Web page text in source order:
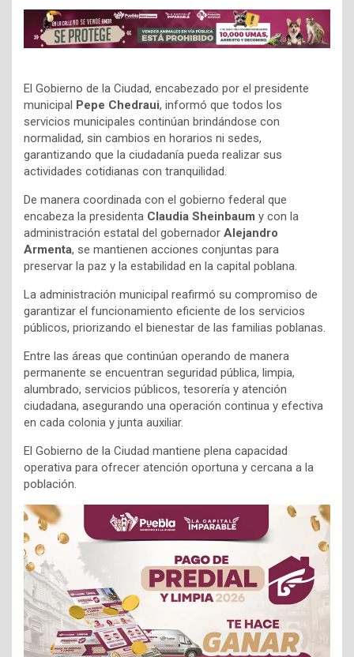
El Gobierno de la Ciudad, encabezado por el presidente
municipal Pepe Chedraui, informó que todos los
servicios municipales continúan brindándose con
normalidad, sin cambios en horarios ni sedes,
garantizando que la ciudadanía pueda realizar sus
actividades cotidianas con tranquilidad.
De manera coordinada con el gobierno federal que
encabeza la presidenta Claudia Sheinbaum y con la
administración estatal del gobernador Alejandro
Armenta, se mantienen acciones conjuntas para
preservar la paz y la estabilidad en la capital poblana.
La administración municipal reafirmó su compromiso de
garantizar el funcionamiento eficiente de los servicios
públicos, priorizando el bienestar de las familias poblanas.
Entre las áreas que continúan operando de manera
permanente se encuentran seguridad pública, limpia,
alumbrado, servicios públicos, tesorería y atención
ciudadana, asegurando una operación continua y efectiva
en cada colonia y junta auxiliar.
El Gobierno de la Ciudad mantiene plena capacidad
operativa para ofrecer atención oportuna y cercana a la
población.